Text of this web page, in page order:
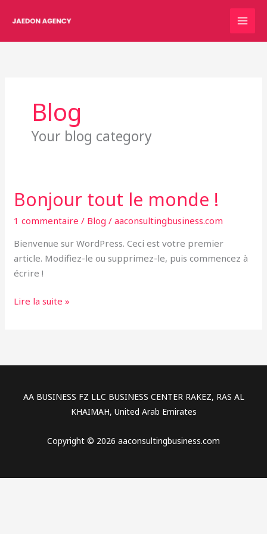
Blog
Your blog category
Bonjour tout le monde !
1 commentaire / Blog /aaconsultingbusiness.com
Bienvenue sur WordPress. Ceci est votre premier
article. Modifiez-le ou supprimez-le, puis commencez à
écrire !
Bonjour
tout
le
monde !
Lire la suite »
AA BUSINESS FZ LLC BUSINESS CENTER RAKEZ, RAS AL
KHAIMAH, United Arab Emirates
Copyright © 2026 aaconsultingbusiness.com